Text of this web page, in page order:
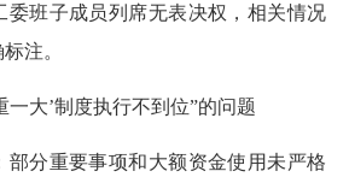
委班子成员列席无表决权，相关情况
注。
大’制度执行不到位”的问题
分重要事项和大额资金使用未严格